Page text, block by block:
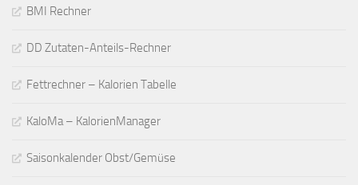
BMI Rechner
DD Zutaten-Anteils-Rechner
Fettrechner – Kalorien Tabelle
KaloMa – KalorienManager
Saisonkalender Obst/Gemüse